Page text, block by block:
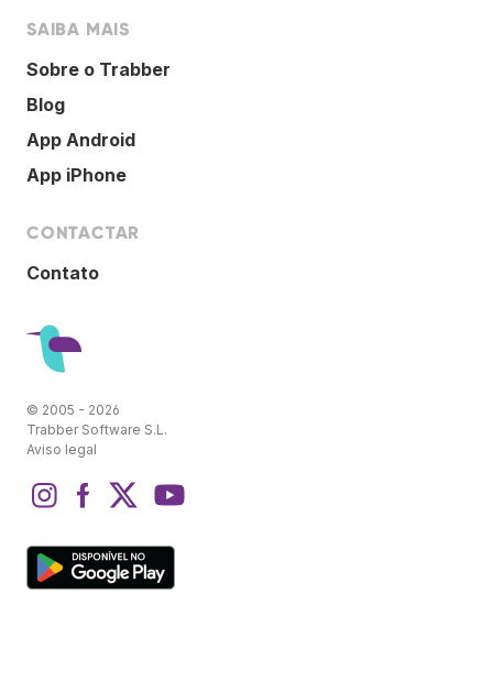
SAIBA MAIS
Sobre o Trabber
Blog
App Android
App iPhone
CONTACTAR
Contato
© 2005 - 2026
Trabber Software S.L.
Aviso legal